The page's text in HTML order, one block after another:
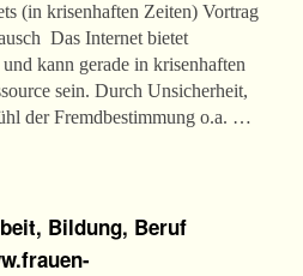
(in krisenhaften Zeiten) Vortrag
Das Internet bietet
kann gerade in krisenhaften
sein. Durch Unsicherheit,
der Fremdbestimmung o.a. …
Bildung, Beruf